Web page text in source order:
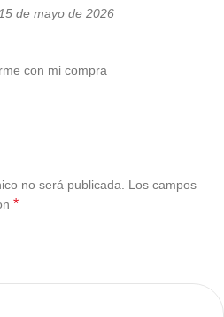
15 de mayo de 2026
con mi compra
no será publicada.
Los campos
*